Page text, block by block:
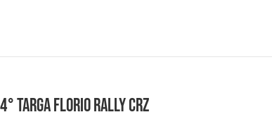
Targa Florio Rally CRZ